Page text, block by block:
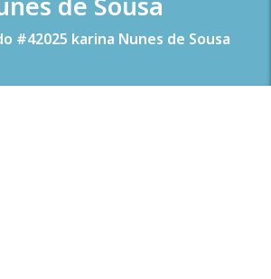
#42025 karina Nunes de Sousa